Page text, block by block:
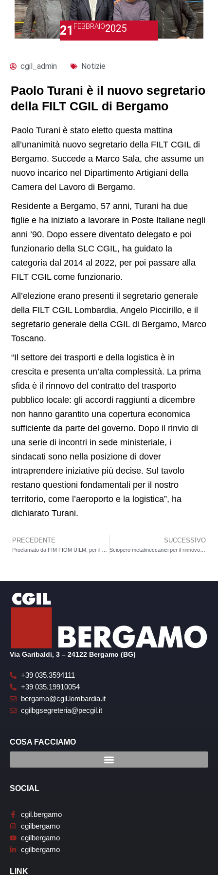
21 FEBBRAIO2025
cgil_admin Notizie
Paolo Turani è il nuovo segretario
della FILT CGIL di Bergamo
Paolo Turani è stato eletto questa mattina
all’unanimità nuovo segretario della FILT CGIL di
Bergamo. Succede a Marco Sala, che assume un
nuovo incarico nel Dipartimento Artigiani della
Camera del Lavoro di Bergamo.
Residente a Bergamo, 57 anni, Turani ha due
figlie e ha iniziato a lavorare in Poste Italiane negli
anni ’90. Dopo essere diventato delegato e poi
funzionario della SLC CGIL, ha guidato la
categoria dal 2014 al 2022, per poi passare alla
FILT CGIL come funzionario.
All’elezione erano presenti il segretario generale
della FILT CGIL Lombardia, Angelo Piccirillo, e il
segretario generale della CGIL di Bergamo, Marco
Toscano.
“Il settore dei trasporti e della logistica è in
crescita e presenta un’alta complessità. La prima
sfida è il rinnovo del contratto del trasporto
pubblico locale: gli accordi raggiunti a dicembre
non hanno garantito una copertura economica
sufficiente da parte del governo. Dopo il rinvio di
una serie di incontri in sede ministeriale, i
sindacati sono nella posizione di dover
intraprendere iniziative più decise. Sul tavolo
restano questioni fondamentali per il nostro
territorio, come l’aeroporto e la logistica”, ha
dichiarato Turani.
Precedente
PRECEDENTE SUCCESSIVO
Sciopero metalmeccanici per il rinnovo del contratto nazionale: alta adesione, ora servono risposte
Via Garibaldi, 3 – 24122 Bergamo (BG)
+39 035.3594111
+39 035.19910054
bergamo@cgil.lombardia.it
cgilbgsegreteria@pecgil.it
COSA FACCIAMO
SOCIAL
cgil.bergamo
cgilbergamo
cgilbergamo
cgilbergamo
LINK